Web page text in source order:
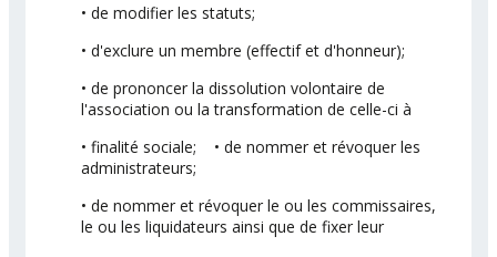
• de modifier les statuts;
• d'exclure un membre (effectif et d'honneur);
• de prononcer la dissolution volontaire de
l'association ou la transformation de celle-ci à
• finalité sociale; • de nommer et révoquer les
administrateurs;
• de nommer et révoquer le ou les commissaires,
le ou les liquidateurs ainsi que de fixer leur